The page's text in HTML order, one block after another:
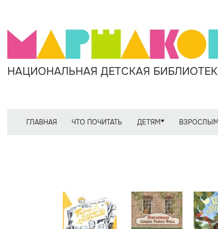
НАЦИОНАЛЬНАЯ ДЕТСКАЯ
ГЛАВНАЯ ЧТО ПОЧИТАТЬ ДЕТЯМ